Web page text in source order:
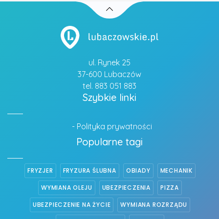
ul. Rynek 25
37-600 Lubaczów
tel. 883 051 883
Szybkie linki
- Polityka prywatności
Popularne tagi
FRYZJER FRYZURA ŚLUBNA OBIADY MECHANIK
WYMIANA OLEJU UBEZPIECZENIA PIZZA
UBEZPIECZENIE NA ŻYCIE WYMIANA ROZRZĄDU